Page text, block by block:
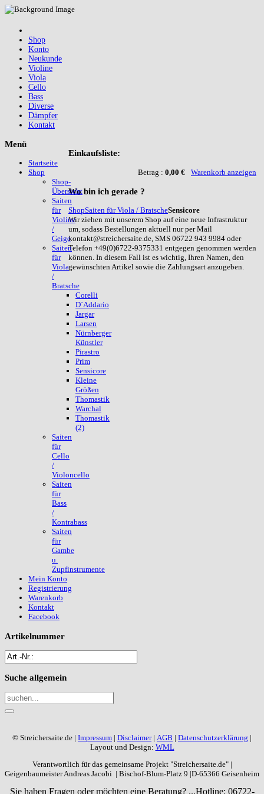
Shop
Konto
Neukunde
Violine
Viola
Cello
Bass
Diverse
Dämpfer
Kontakt
Einkaufsliste:
Betrag : 0,00 € Warenkorb anzeigen
Wobin ich gerade ?
ShopSaiten für Viola / BratscheSensicore
Wir ziehen mit unserem Shop auf eine neue Infrastruktur
um, sodass Bestellungen aktuell nur per Mail
kontakt@streichersaite.de, SMS 06722 943 9984 oder
Telefon +49(0)6722-9375331 entgegen genommen werden
können. In diesem Fall ist es wichtig, Ihren Namen, den
gewünschten Artikel sowie die Zahlungsart anzugeben.
Menü
Startseite
Shop
Shop-
Übersicht
Saiten
für
Violine
/
Geige
Saiten
für
Viola
/
Bratsche
Corelli
D`Addario
Jargar
Larsen
Nürnberger
Künstler
Pirastro
Prim
Sensicore
Kleine
Größen
Thomastik
Warchal
Thomastik
(2)
Saiten
für
Cello
/
Violoncello
Saiten
für
Bass
/
Kontrabass
Saiten
für
Gambe
u.
Zupfinstrumente
Mein Konto
Registrierung
Warenkorb
Kontakt
Facebook
Artikelnummer
Suche allgemein
© Streichersaite.de | Impressum | Disclaimer| AGB | Datenschutzerklärung |
Layout und Design: WML
Verantwortlich für das gemeinsame Projekt "Streichersaite.de" |
Geigenbaumeister Andreas Jacobi | Bischof-Blum-Platz 9 |D-65366 Geisenheim
Sie haben Fragen oder möchten eine Beratung? ...Hotline: 06722-